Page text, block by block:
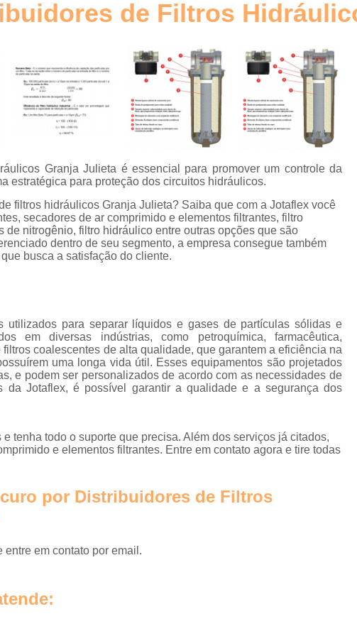
de ar
ar
Elemento Filtrante Plissado
Filtro Hidráulico de Retorno
Filtro
Filtro Hidráulico Retorno
Filtros Hidráulicos
Elemento para Filtro Coalescente
Filtro Coalescente Domnick
Filtro Coalescente Parker
Gerador de Nitrogênio com
Gerador de Nitrogênio Industrial
Instalação de Rede de Ar
Rede Ar
Rede de Ar Comprimido
Rede de Ar Comprimido
Secador Ar Comprimido por
Secador de Ar Comprimido por
de Filtros
Granja Julieta é essencial para promover um controle da
estratégica para proteção dos circuitos hidráulicos.
filtros hidráulicos Granja Julieta? Saiba que com a Jotaflex você
secadores de ar comprimido e elementos filtrantes, filtro
de nitrogênio, filtro hidráulico entre outras opções que são
dentro de seu segmento, a empresa consegue também
busca a satisfação do cliente.
utilizados para separar líquidos e gases de partículas sólidas e
em diversas indústrias, como petroquímica, farmacêutica,
coalescentes de alta qualidade, que garantem a eficiência na
uma longa vida útil. Esses equipamentos são projetados
e podem ser personalizados de acordo com as necessidades de
da Jotaflex, é possível garantir a qualidade e a segurança dos
tenha todo o suporte que precisa. Além dos serviços já citados,
e elementos filtrantes. Entre em contato agora e tire todas
por Distribuidores de Filtros
entre em contato por email.